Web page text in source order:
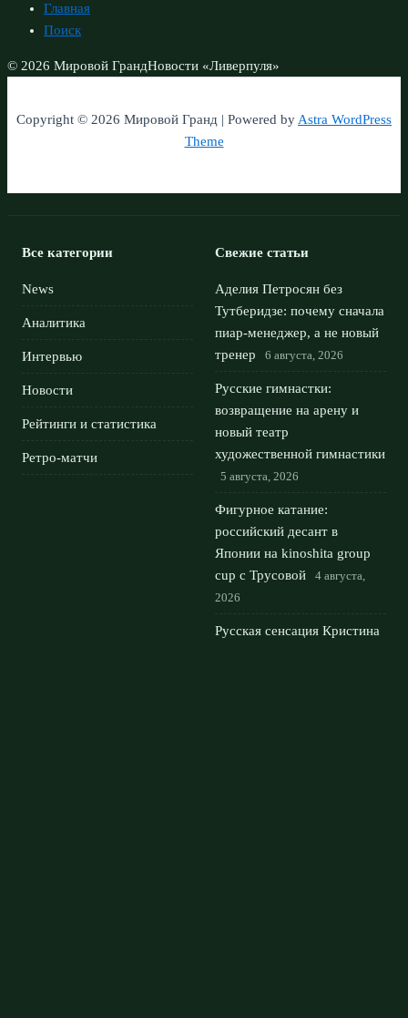
Главная
Поиск
© 2026 Мировой ГрандНовости «Ливерпуля»
Copyright © 2026 Мировой Гранд | Powered byAstra WordPress
Theme
Все категории
News
Аналитика
Интервью
Новости
Рейтинги и статистика
Ретро-матчи
Свежие статьи
Аделия Петросян без
Тутберидзе: почему сначала
пиар-менеджер, а не новый
тренер
6 августа, 2026
Русские гимнастки:
возвращение на арену и
новый театр
художественной гимнастики
5 августа, 2026
Фигурное катание:
российский десант в
Японии на kinoshita group
cup с Трусовой
4 августа,
2026
Русская сенсация Кристина